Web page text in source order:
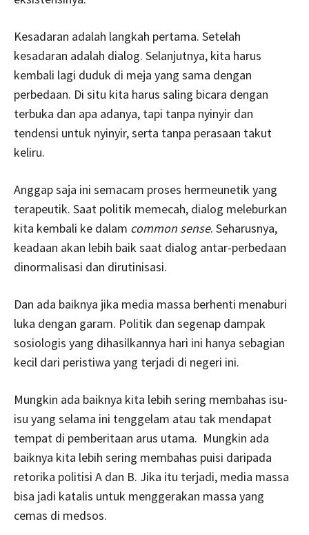
Kesadaran adalah langkah pertama. Setelah
kesadaran adalah dialog. Selanjutnya, kita harus
kembali lagi duduk di meja yang sama dengan
perbedaan. Di situ kita harus saling bicara dengan
terbuka dan apa adanya, tapi tanpa nyinyir dan
tendensi untuk nyinyir, serta tanpa perasaan takut
keliru.
Anggap saja ini semacam proses hermeunetik yang
terapeutik. Saat politik memecah, dialog meleburkan
kita kembali ke dalam common sense. Seharusnya,
keadaan akan lebih baik saat dialog antar-perbedaan
dinormalisasi dan dirutinisasi.
Dan ada baiknya jika media massa berhenti menaburi
luka dengan garam. Politik dan segenap dampak
sosiologis yang dihasilkannya hari ini hanya sebagian
kecil dari peristiwa yang terjadi di negeri ini.
Mungkin ada baiknya kita lebih sering membahas isu-
isu yang selama ini tenggelam atau tak mendapat
tempat di pemberitaan arus utama. Mungkin ada
baiknya kita lebih sering membahas puisi daripada
retorika politisi A dan B. Jika itu terjadi, media massa
bisa jadi katalis untuk menggerakan massa yang
cemas di medsos.